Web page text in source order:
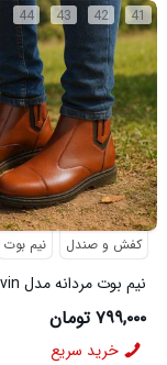
41
42
43
44
...
کفش و صندل نیم بوت
کد 6426
۷۹۹,۰۰۰ تومان
خرید سریع